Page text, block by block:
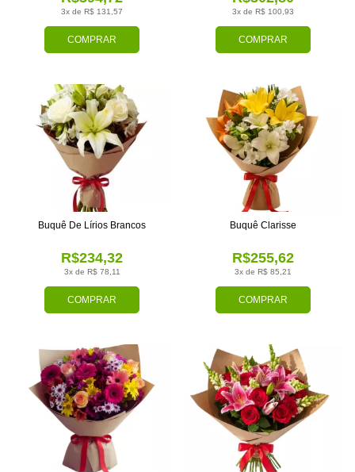
COMPRAR
3x de R$ 131,57
COMPRAR
3x de R$ 100,93
COMPRAR
3x de R$ 78,11
R$234,32
Buquê De Lírios Brancos
COMPRAR
3x de R$ 85,21
R$255,62
Buquê Clarisse